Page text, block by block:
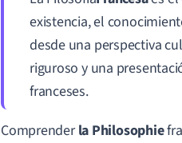
existencia, el
desde una perspectiva
riguroso y una
franceses.
Comprenderla Philosophie